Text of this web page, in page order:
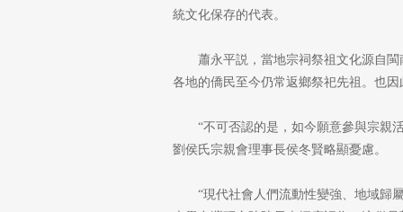
統文化保存的代表。
蕭永平説，當地宗祠祭祖文化源自
各地的僑民至今仍常返鄉祭祀先祖。也
“不可否認的是，如今願意參與宗親
劉侯氏宗親會理事長侯冬賢略顯憂慮。
“現代社會人們流動性變強、地域歸